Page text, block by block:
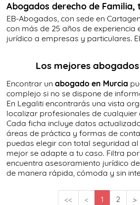
Abogados derecho de
EB-Abogados, con sede en
con más de 25 años de experiencia
jurídico a empresas y particulares.
Los mejores
Encontrar un abogado en Murcia
complejo si no se dispone de
En Legaliti encontrarás una vista
localizar profesionales de cualquier
Cada ficha incluye datos
áreas de práctica y formas de
puedas elegir con total seguridad
mejor se adapte a tu caso. Filtra
encuentra asesoramiento jurídico
de manera rápida, cómoda y sin
<< < 1 2 >